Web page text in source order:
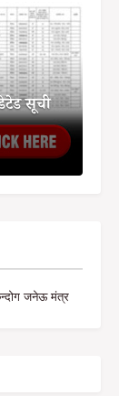
सूची
जनेऊ मंत्र